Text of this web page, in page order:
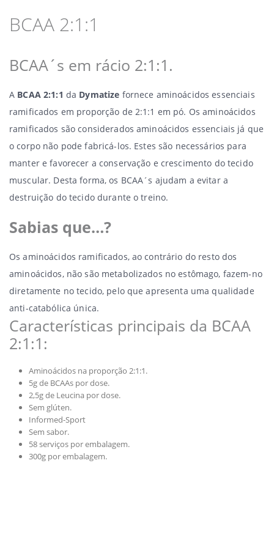
BCAA 2:1:1
BCAA´s em rácio 2:1:1.
A BCAA 2:1:1 da Dymatize fornece aminoácidos essenciais
ramificados em proporção de 2:1:1 em pó. Os aminoácidos
ramificados são considerados aminoácidos essenciais já que
o corpo não pode fabricá-los. Estes são necessários para
manter e favorecer a conservação e crescimento do tecido
muscular. Desta forma, os BCAA´s ajudam a evitar a
destruição do tecido durante o treino.
Sabias que…?
Os aminoácidos ramificados, ao contrário do resto dos
aminoácidos, não são metabolizados no estômago, fazem-no
diretamente no tecido, pelo que apresenta uma qualidade
anti-catabólica única.
Características principais da BCAA
2:1:1:
Aminoácidos na proporção 2:1:1.
5g de BCAAs por dose.
2,5g de Leucina por dose.
Sem glúten.
Informed-Sport
Sem sabor.
58 serviços por embalagem.
300g por embalagem.